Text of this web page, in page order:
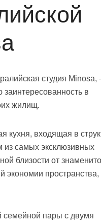
студия Minosa,
в
жилищ.
кухня, входящая в
из самых эксклюзивных
близости от
пространства,
семейной пары с двумя